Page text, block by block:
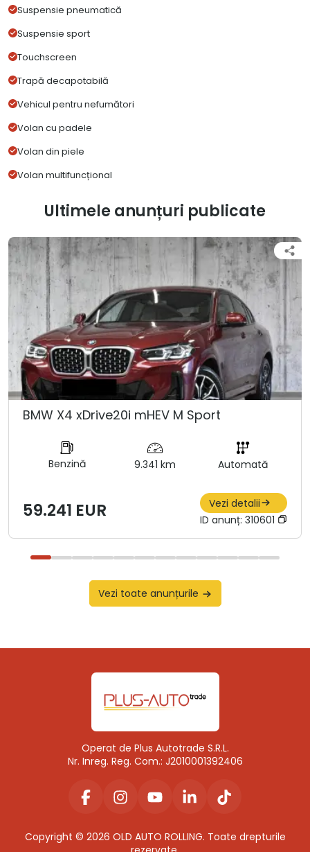
Suspensie pneumatică
Suspensie sport
Touchscreen
Trapă decapotabilă
Vehicul pentru nefumători
Volan cu padele
Volan din piele
Volan multifuncțional
Ultimele anunțuri publicate
BMW X4 xDrive20i mHEV M Sport
Benzină 9.341 km Automată
59.241 EUR
Vezi detalii
ID anunț: 310601
Vezi toate anunțurile
Operat de Plus Autotrade S.R.L.
Nr. Inreg. Reg. Com.: J2010001392406
Copyright © 2026 OLD AUTO ROLLING. Toate drepturile